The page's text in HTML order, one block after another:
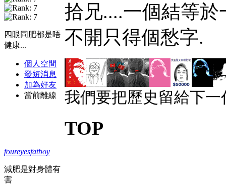
四眼同肥都是唔
健康...
個人空間
發短消息
加為好友
當前離線
拾兄....一個結等
不開只得個愁字.
我們要把歷史留給下
TOP
foureyesfatboy
減肥是對身體有
害